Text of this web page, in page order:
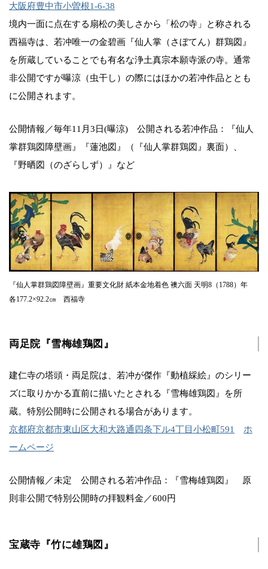
大阪府豊中市小曽根1-6-38
境内一面に点在する扇松の美しさから「松の寺」と称される
西福寺は、若冲唯一の金碧画『仙人掌（さぼてん）群鶏図』
を所蔵していることでも有名な浄土真宗本願寺派の寺。通常
非公開ですが曝涼（虫干し）の際にはほかの若冲作品ととも
に公開されます。
公開情報／毎年11月3日(曝涼) 公開される若冲作品：『仙人
掌群鶏図障壁画』『蓮池図』（『仙人掌群鶏図』裏面）、
『野晒図（のざらしず）』など
『仙人掌群鶏図障壁画』重要文化財 紙本金地着色 襖六面 天明8（1788）年
各177.2×92.2㎝ 西福寺
両足院『雪梅雄鶏図』
建仁寺の塔頭・両足院は、若冲が傑作『動植綵絵』のシリー
ズに取りかかる直前に描いたとされる『雪梅雄鶏図』を所
蔵。特別公開時に公開される場合があります。
京都府京都市東山区大和大路通四条下ル4丁目小松町591
ホ
ームページ
公開情報／未定 公開される若冲作品：『雪梅雄鶏図』 原
則非公開で特別公開時の拝観料金／600円
宝蔵寺『竹に雄鶏図』